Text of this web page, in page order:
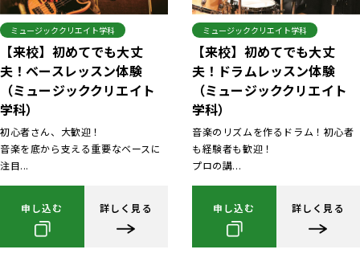
ミュージッククリエイト学科
【来校】初めてでも大丈
夫！ベースレッスン体験
（ミュージッククリエイト
学科）
初心者さん、大歓迎！
音楽を底から支える重要なベースに
注目...
申し込む 詳しく見る
ミュージッククリエイト学科
【来校】初めてでも大丈
夫！ドラムレッスン体験
（ミュージッククリエイト
学科）
音楽のリズムを作るドラム！初心者
も経験者も歓迎！
プロの講...
申し込む 詳しく見る